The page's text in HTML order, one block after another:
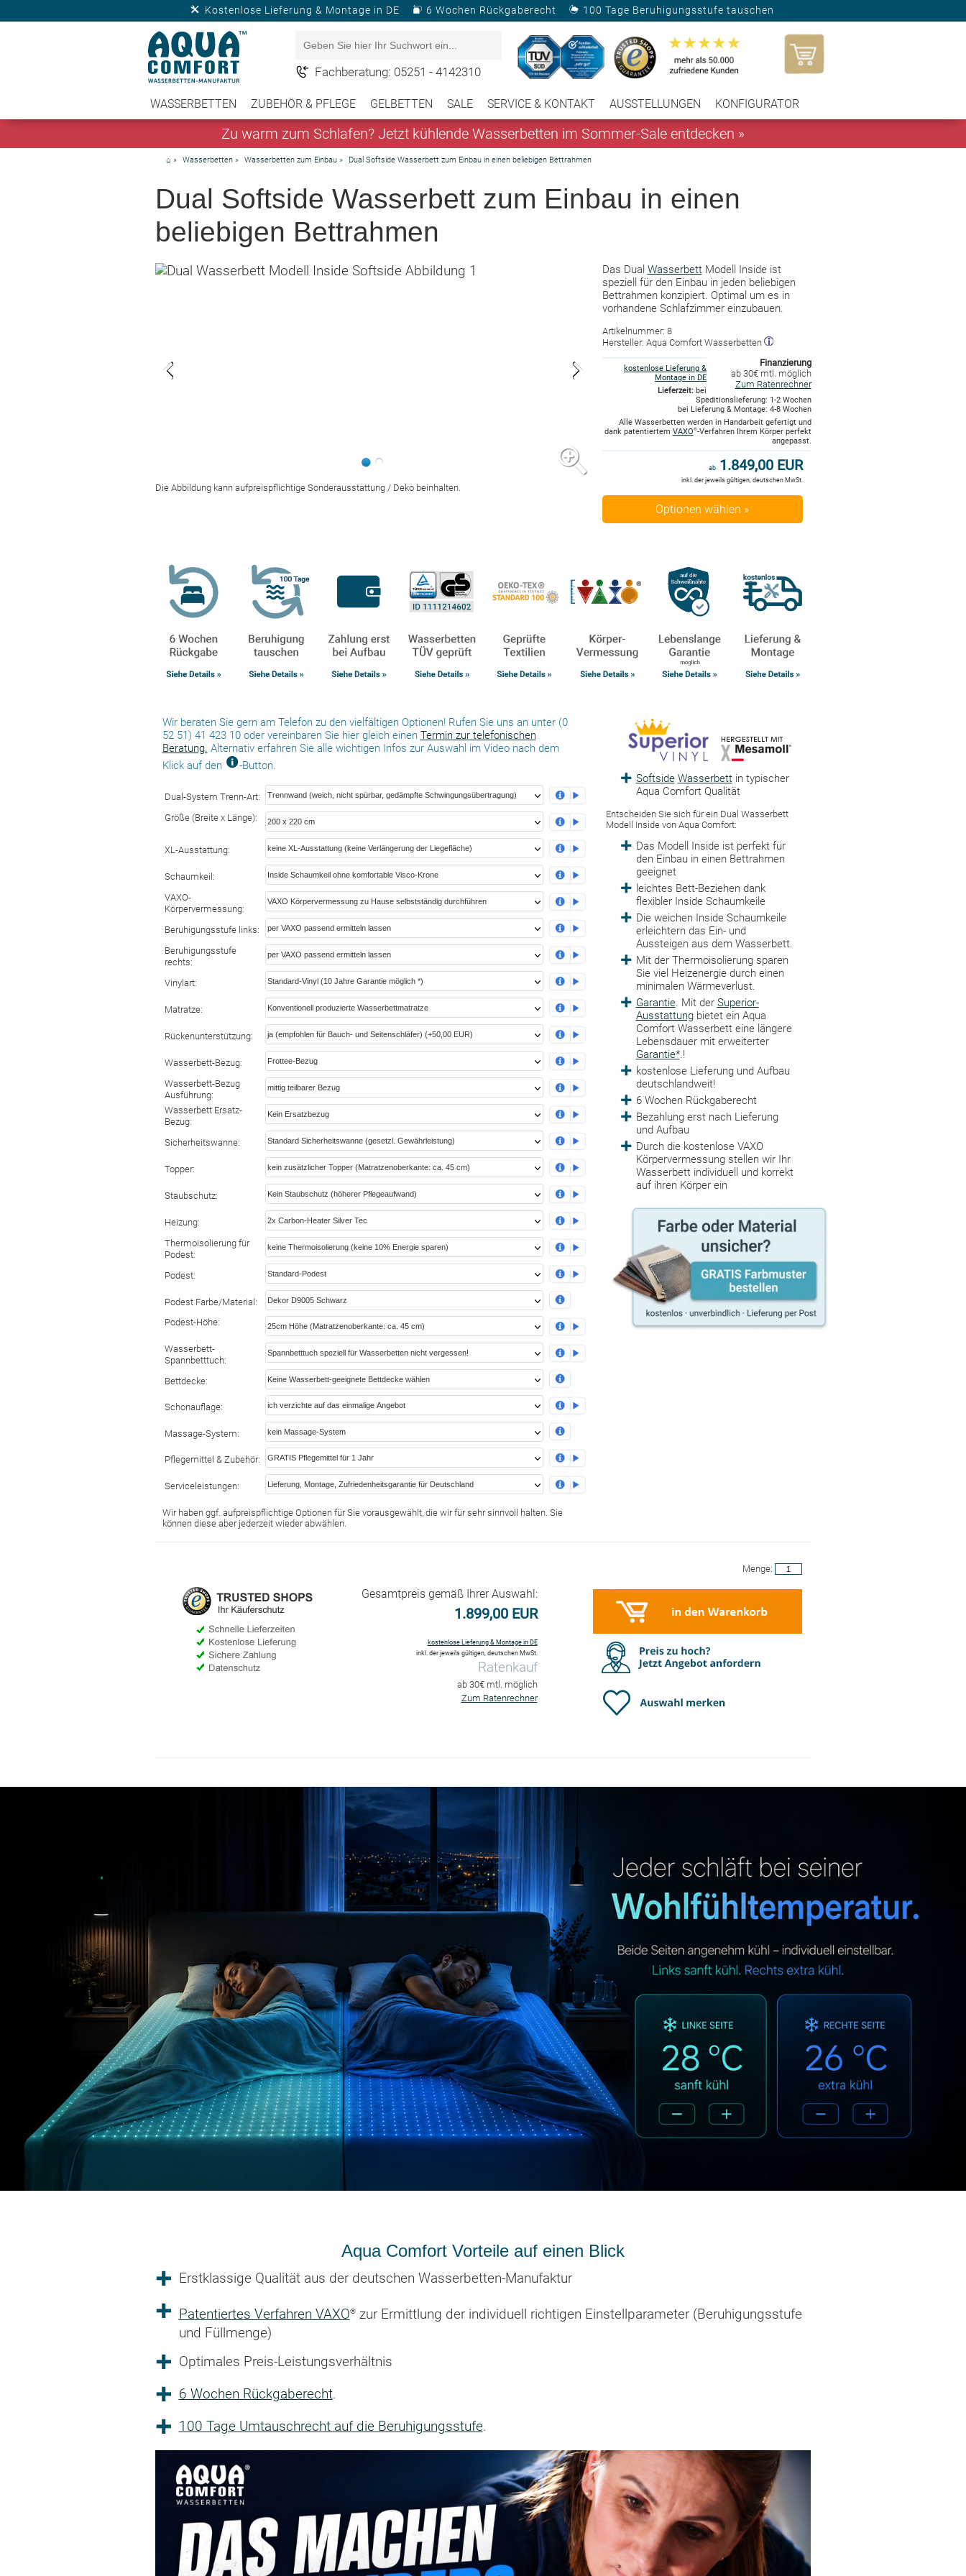
Kostenlose Lieferung & Montage in DE 6 Wochen Rückgaberecht 100 Tage Beruhigungsstufe tauschen
Fachberatung: 05251 - 4142310
WASSERBETTEN ZUBEHÖR & PFLEGE GELBETTEN SALE SERVICE & KONTAKT AUSSTELLUNGEN KONFIGURATOR
Zu warm zum Schlafen? Jetzt kühlende Wasserbetten im Sommer-Sale entdecken »
⌂ » Wasserbetten» Wasserbetten zum Einbau» Dual Softside Wasserbett zum Einbau in einen beliebigen Bettrahmen
Dual Softside Wasserbett zum Einbau in einen
beliebigen Bettrahmen
Das Dual WasserbettModell Inside ist
speziell für den Einbau in jeden beliebigen
Bettrahmen konzipiert. Optimal um es in
vorhandene Schlafzimmer einzubauen.
Artikelnummer: 8
Hersteller: Aqua Comfort Wasserbetten
Finanzierung
ab 30€ mtl. möglich
Zum Ratenrechner
kostenlose Lieferung &
Montage in DE
Lieferzeit: bei
Speditionslieferung: 1-2 Wochen
bei Lieferung & Montage: 4-8 Wochen
Alle Wasserbetten werden in Handarbeit gefertigt und
dank patentiertem VAXO®-Verfahren Ihrem Körper perfekt
angepasst.
ab 1.849,00 EUR
inkl. der jeweils gültigen, deutschen MwSt.
Optionen wählen »
Die Abbildung kann aufpreispflichtige Sonderausstattung / Deko beinhalten.
Softside Wasserbettin typischer
Aqua Comfort Qualität
Entscheiden Sie sich für ein Dual Wasserbett
Modell Inside von Aqua Comfort:
Das Modell Inside ist perfekt für
den Einbau in einen Bettrahmen
geeignet
leichtes Bett-Beziehen dank
flexibler Inside Schaumkeile
Die weichen Inside Schaumkeile
erleichtern das Ein- und
Aussteigen aus dem Wasserbett.
Mit der Thermoisolierung sparen
Sie viel Heizenergie durch einen
minimalen Wärmeverlust.
Garantie. Mit der Superior-
Ausstattungbietet ein Aqua
Comfort Wasserbett eine längere
Lebensdauer mit erweiterter
Garantie*.!
kostenlose Lieferung und Aufbau
deutschlandweit!
6 Wochen Rückgaberecht
Bezahlung erst nach Lieferung
und Aufbau
Durch die kostenlose VAXO
Körpervermessung stellen wir Ihr
Wasserbett individuell und korrekt
auf ihren Körper ein
Wir beraten Sie gern am Telefon zu den vielfältigen Optionen! Rufen Sie uns an unter (0
52 51) 41 423 10 oder vereinbaren Sie hier gleich einen Termin zur telefonischen
Beratung. Alternativ erfahren Sie alle wichtigen Infos zur Auswahl im Video nach dem
Klick auf den
-Button.
Dual-System Trenn-Art:
Größe (Breite x Länge):
XL-Ausstattung:
Schaumkeil:
VAXO-
Körpervermessung:
Beruhigungsstufe links:
Beruhigungsstufe
rechts:
Vinylart:
Matratze:
Rückenunterstützung:
Wasserbett-Bezug:
Wasserbett-Bezug
Ausführung:
Wasserbett Ersatz-
Bezug:
Sicherheitswanne:
Topper:
Staubschutz:
Heizung:
Thermoisolierung für
Podest:
Podest:
Podest Farbe/Material:
Podest-Höhe:
Wasserbett-
Spannbetttuch:
Bettdecke:
Schonauflage:
Massage-System:
Pflegemittel & Zubehör:
Serviceleistungen:
Wir haben ggf. aufpreispflichtige Optionen für Sie vorausgewählt, die wir für sehr sinnvoll halten. Sie
können diese aber jederzeit wieder abwählen.
Gesamtpreis gemäß Ihrer Auswahl:
1.899,00 EUR
kostenlose Lieferung & Montage in DE
inkl. der jeweils gültigen, deutschen MwSt.
Ratenkauf
ab 30€ mtl. möglich
Zum Ratenrechner
Menge:
Aqua Comfort Vorteile auf einen Blick
Erstklassige Qualität aus der deutschen Wasserbetten-Manufaktur
Patentiertes Verfahren VAXO®zur Ermittlung der individuell richtigen Einstellparameter (Beruhigungsstufe
und Füllmenge)
Optimales Preis-Leistungsverhältnis
6 Wochen Rückgaberecht.
100 Tage Umtauschrecht auf die Beruhigungsstufe.